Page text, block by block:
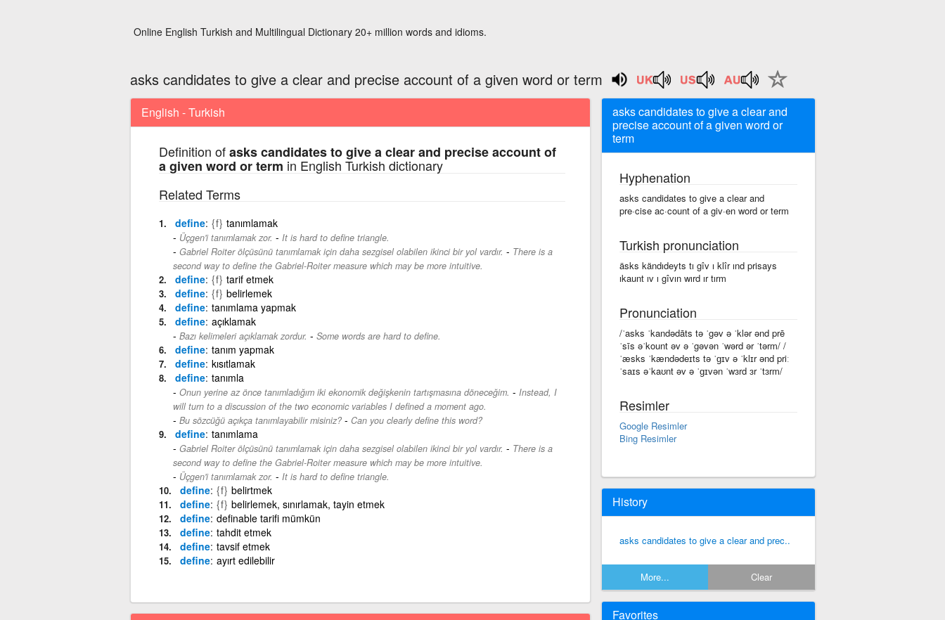
Online English Turkish and Multilingual Dictionary 20+ million words and idioms.
asks candidates to give a clear and precise account of a given word or term
English - Turkish
Definition ofasks candidates to give a clear and precise account of
a given word or term in English Turkish dictionary
Related Terms
define {f} tanımlamak
Üçgen'i tanımlamak zor. - It is hard to define triangle.
Gabriel Roiter ölçüsünü tanımlamak için daha sezgisel olabilen ikinci bir yol vardır. - There is a
second way to define the Gabriel-Roiter measure which may be more intuitive.
define {f} tarif etmek
define {f} belirlemek
define tanımlama yapmak
define açıklamak
Bazı kelimeleri açıklamak zordur. - Some words are hard to define.
define tanım yapmak
define kısıtlamak
define tanımla
Onun yerine az önce tanımladığım iki ekonomik değişkenin tartışmasına döneceğim. - Instead, I
will turn to a discussion of the two economic variables I defined a moment ago.
Bu sözcüğü açıkça tanımlayabilir misiniz?- Can you clearly define this word?
define tanımlama
Gabriel Roiter ölçüsünü tanımlamak için daha sezgisel olabilen ikinci bir yol vardır. - There is a
second way to define the Gabriel-Roiter measure which may be more intuitive.
Üçgen'i tanımlamak zor. - It is hard to define triangle.
define {f} belirtmek
define {f} belirlemek, sınırlamak, tayin etmek
define definable tarifi mümkün
define tahdit etmek
define tavsif etmek
define ayırt edilebilir
asks candidates to give a clear and
precise account of a given word or
term
Hyphenation
asks candidates to give a clear and
pre·cise ac·count of a giv·en word or term
Turkish pronunciation
äsks kändıdeyts tı gîv ı klîr ınd prisays
ıkaunt ıv ı gîvın wırd ır tırm
Pronunciation
/ˈasks ˈkandədāts tə ˈgəv ə ˈklər ənd prē
ˈsīs əˈkount əv ə ˈgəvən ˈwərd ər ˈtərm/ /
ˈæsks ˈkændədeɪts tə ˈɡɪv ə ˈklɪr ənd priː
ˈsaɪs əˈkaʊnt əv ə ˈɡɪvən ˈwɜrd ɜr ˈtɜrm/
Resimler
Google Resimler
Bing Resimler
History
asks candidates to give a clear and prec..
More... Clear
Favorites